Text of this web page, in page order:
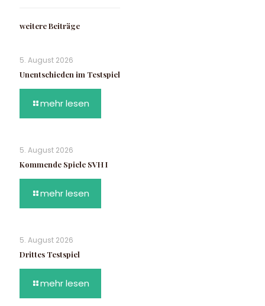
weitere Beiträge
5. August 2026
Unentschieden im Testspiel
mehr lesen
5. August 2026
Kommende Spiele SVH I
mehr lesen
5. August 2026
Drittes Testspiel
mehr lesen